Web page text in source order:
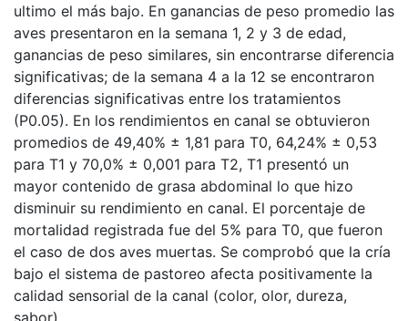
ultimo el más bajo. En ganancias de peso promedio las
aves presentaron en la semana 1, 2 y 3 de edad,
ganancias de peso similares, sin encontrarse diferencia
significativas; de la semana 4 a la 12 se encontraron
diferencias significativas entre los tratamientos
(P0.05). En los rendimientos en canal se obtuvieron
promedios de 49,40% ± 1,81 para T0, 64,24% ± 0,53
para T1 y 70,0% ± 0,001 para T2, T1 presentó un
mayor contenido de grasa abdominal lo que hizo
disminuir su rendimiento en canal. El porcentaje de
mortalidad registrada fue del 5% para T0, que fueron
el caso de dos aves muertas. Se comprobó que la cría
bajo el sistema de pastoreo afecta positivamente la
calidad sensorial de la canal (color, olor, dureza,